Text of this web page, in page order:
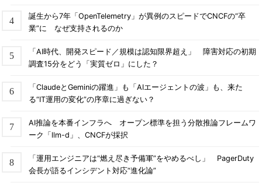
誕生から7年「OpenTelemetry」が異例のスピードでCNCFの“卒
業”に なぜ支持されるのか
「AI時代、開発スピード／規模は認知限界超え」 障害対応の初期
調査15分をどう「実質ゼロ」にした？
「ClaudeとGeminiの躍進」も「AIエージェントの波」も、来た
る“IT運用の変化”の序章に過ぎない？
AI推論を本番インフラへ オープン標準を担う分散推論フレームワ
ーク「llm-d」、CNCFが採択
「運用エンジニアは“燃え尽き予備軍”をやめるべし」 PagerDuty
会長が語るインシデント対応“進化論”